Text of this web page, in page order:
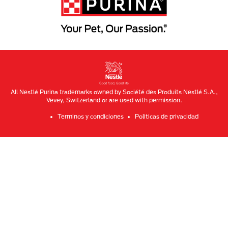
All Nestlé Purina trademarks owned by Société des Produits Nestlé S.A.,
Vevey, Switzerland or are used with permission.
Terminos y condiciones Politicas de privacidad